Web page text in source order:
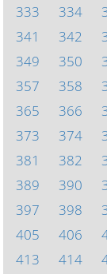
333
334
341
342
349
350
357
358
365
366
373
374
381
382
389
390
397
398
405
406
413
414